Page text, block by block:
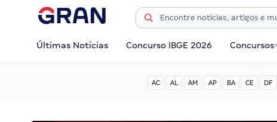
Últimas Notícias Concurso IBGE 2026 Concursos
AC AL AM AP BA CE DF